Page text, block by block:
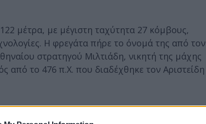
μέτρα, με μέγιστη ταχύτητα 27 κόμβους,
Η φρεγάτα πήρε το όνομά της από τον
στρατηγού Μιλτιάδη, νικητή της μάχης
από το 476 π.Χ. που διαδέχθηκε τον Αριστείδη
Group στη Lorient, όπου θα τον υποδεχθεί ο